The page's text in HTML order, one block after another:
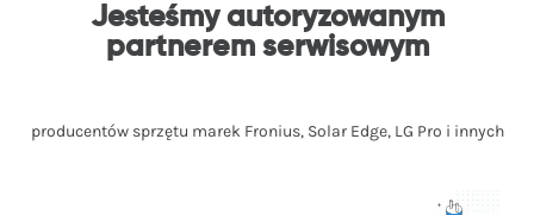
Jesteśmy autoryzowanym
partnerem serwisowym
producentów sprzętu marek Fronius, Solar Edge, LG Pro i innych